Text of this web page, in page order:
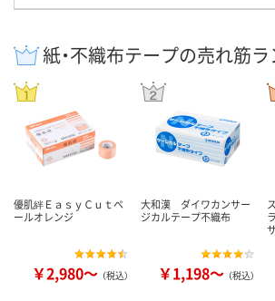
紙・不織布テープの売れ筋
優肌絆ＥａｓｙＣｕｔペ
ールオレンジ
￥2,980～ （税込）
大和漢 ダイワカンサー
ジカルテープ不織布
￥1,198～ （税込）